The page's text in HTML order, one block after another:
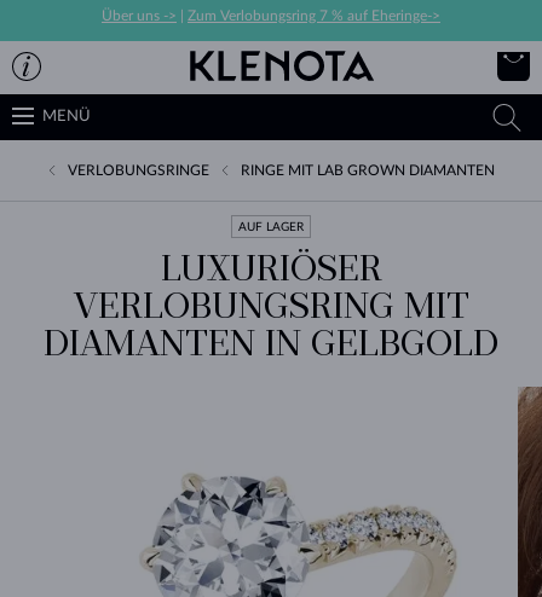
Über uns -> Zum Verlobungsring 7 % auf Eheringe->
MENÜ
VERLOBUNGSRINGE RINGE MIT LAB GROWN DIAMANTEN
AUF LAGER
LUXURIÖSER
VERLOBUNGSRING MIT
DIAMANTEN IN GELBGOLD